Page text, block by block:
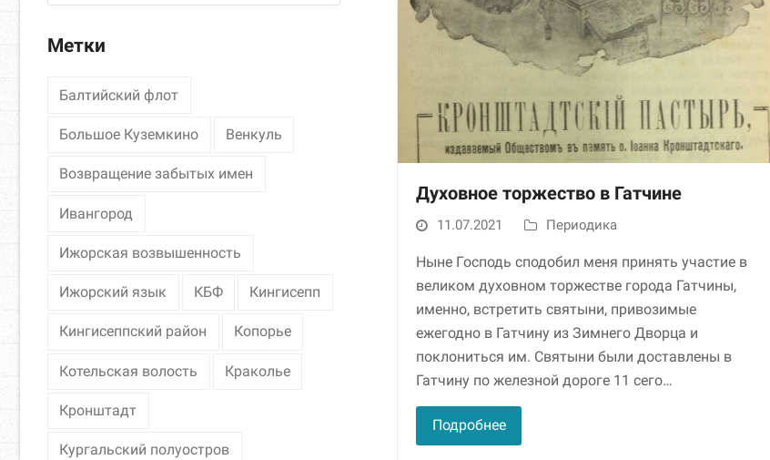
Духовное торжество в Гатчине
11.07.2021 Периодика
Ныне Господь сподобил меня принять участие в
великом духовном торжестве города Гатчины,
именно, встретить святыни, привозимые
ежегодно в Гатчину из Зимнего Дворца и
поклониться им. Святыни были доставлены в
Гатчину по железной дороге 11 сего…
Подробнее
Метки
Балтийский флот
Большое Куземкино Венкуль
Возвращение забытых имен
Ивангород
Ижорская возвышенность
Ижорский язык КБФ Кингисепп
Кингисеппский район Копорье
Котельская волость Краколье
Кронштадт
Кургальский полуостров
функциональность
и структуру веб-
сайта, исходя из
того, как он
Пользовательский
опыт
максимально
посещения, отказ от
использования этих
файлов cookie
приведет к
исчезновению
сайта.